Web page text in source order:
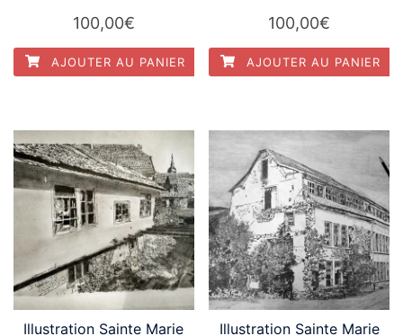
100,00€
AJOUTER AU PANIER
100,00€
AJOUTER AU PANIER
Illustration Sainte Marie
Illustration Sainte Marie